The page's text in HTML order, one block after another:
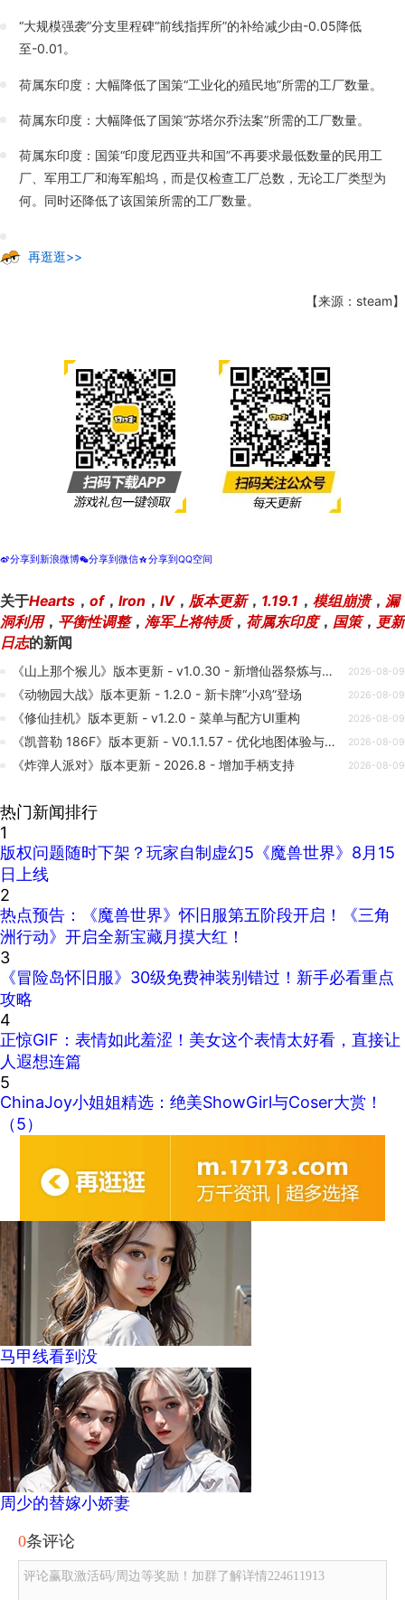
“大规模强袭”分支里程碑“前线指挥所”的补给减少由-0.05降低
至-0.01。
荷属东印度：大幅降低了国策“工业化的殖民地”所需的工厂数量。
荷属东印度：大幅降低了国策“苏塔尔乔法案”所需的工厂数量。
荷属东印度：国策“印度尼西亚共和国”不再要求最低数量的民用工
厂、军用工厂和海军船坞，而是仅检查工厂总数，无论工厂类型为
何。同时还降低了该国策所需的工厂数量。
再逛逛>>
【来源：steam】
t分享到新浪微博w分享到微信z分享到QQ空间
关于Hearts ， of， Iron ， IV， 版本更新， 1.19.1 ， 模组崩溃， 漏
洞利用， 平衡性调整， 海军上将特质， 荷属东印度， 国策， 更新
日志的新闻
《山上那个猴儿》版本更新 - v1.0.30 - 新增仙器祭炼与致命伤害 2026-08-09
《动物园大战》版本更新 - 1.2.0 - 新卡牌“小鸡”登场 2026-08-09
《修仙挂机》版本更新 - v1.2.0 - 菜单与配方UI重构 2026-08-09
《凯普勒 186F》版本更新 - V0.1.1.57 - 优化地图体验与耐久度调整 2026-08-09
《炸弹人派对》版本更新 - 2026.8 - 增加手柄支持 2026-08-09
热门新闻排行
1
版权问题随时下架？玩家自制虚幻5《魔兽世界》8月15
日上线
2
热点预告：《魔兽世界》怀旧服第五阶段开启！《三角
洲行动》开启全新宝藏月摸大红！
3
《冒险岛怀旧服》30级免费神装别错过！新手必看重点
攻略
4
正惊GIF：表情如此羞涩！美女这个表情太好看，直接让
人遐想连篇
5
ChinaJoy小姐姐精选：绝美ShowGirl与Coser大赏！
（5）
马甲线看到没
周少的替嫁小娇妻
0条评论
评论赢取激活码/周边等奖励！加群了解详情224611913